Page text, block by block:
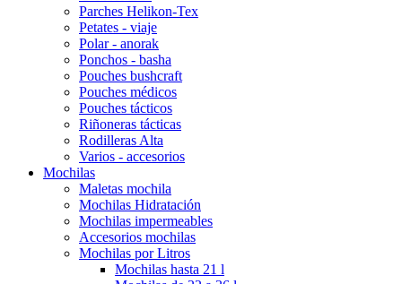
Parches Helikon-Tex
Petates - viaje
Polar - anorak
Ponchos - basha
Pouches bushcraft
Pouches médicos
Pouches tácticos
Riñoneras tácticas
Rodilleras Alta
Varios - accesorios
Mochilas
Maletas mochila
Mochilas Hidratación
Mochilas impermeables
Accesorios mochilas
Mochilas por Litros
Mochilas hasta 21 l